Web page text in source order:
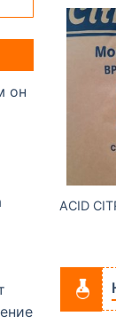
он
ACID
to